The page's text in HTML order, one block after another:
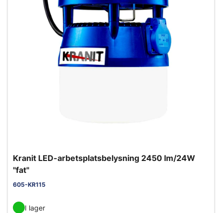
Kranit LED-arbetsplatsbelysning 2450 lm/24W
"fat"
605-KR115
I lager